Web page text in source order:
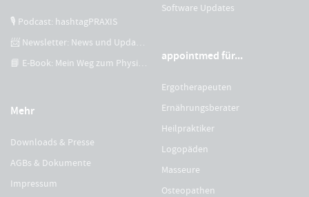
🎙 Podcast: hashtagPRAXIS
📨 Newsletter: News und Updates
📘 E-Book: Mein Weg zum Physiotherapeuten
Mehr
Downloads & Presse
AGBs & Dokumente
Impressum
Software Updates
appointmed für...
Ergotherapeuten
Ernährungsberater
Heilpraktiker
Logopäden
Masseure
Osteopathen